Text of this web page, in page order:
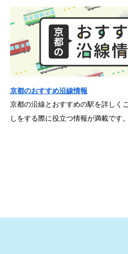
京都のおすすめ沿線情報
京都の沿線とおすすめの駅を詳しく
しをする際に役立つ情報が満載です。